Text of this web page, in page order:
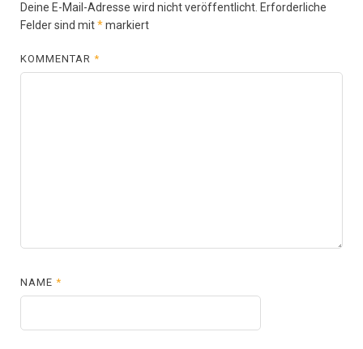
Deine E-Mail-Adresse wird nicht veröffentlicht. Erforderliche
Felder sind mit*markiert
KOMMENTAR*
NAME*